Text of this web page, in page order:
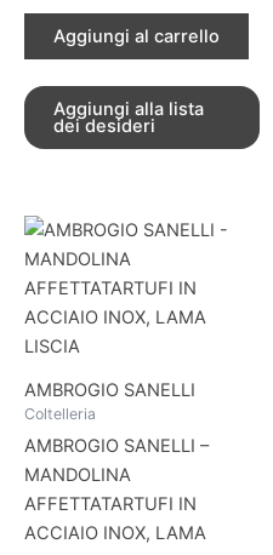
Aggiungi al carrello
Aggiungi alla lista
dei desideri
AMBROGIO SANELLI
Coltelleria
AMBROGIO SANELLI –
MANDOLINA
AFFETTATARTUFI IN
ACCIAIO INOX, LAMA